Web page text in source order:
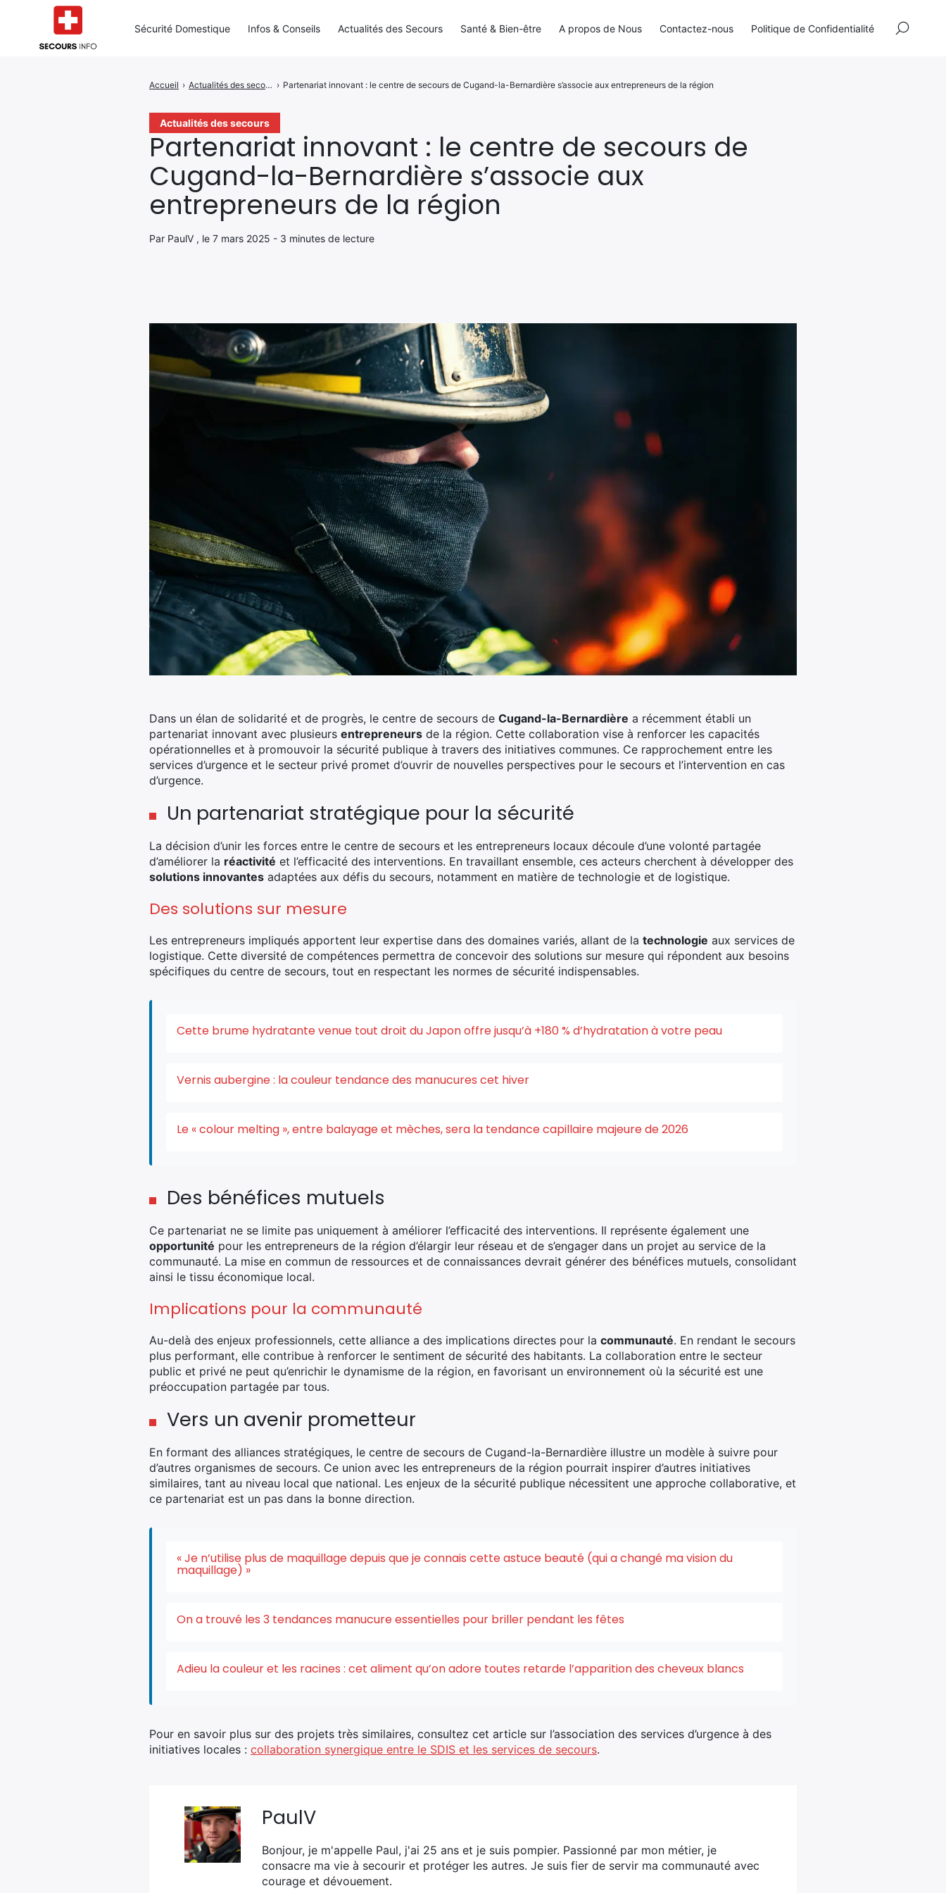
Actualités des secours
Partenariat innovant : le centre de secours de
Cugand-la-Bernardière s’associe aux
entrepreneurs de la région
Par PaulV , le 7 mars 2025 - 3 minutes de lecture
Accueil › Actualités des secours › Partenariat innovant : le centre de secours de Cugand-la-Bernardière s’associe aux entrepreneurs de la région
Dans un élan de solidarité et de progrès, le centre de secours de Cugand-la-Bernardière a récemment établi un
partenariat innovant avec plusieurs entrepreneurs de la région. Cette collaboration vise à renforcer les capacités
opérationnelles et à promouvoir la sécurité publique à travers des initiatives communes. Ce rapprochement entre les
services d’urgence et le secteur privé promet d’ouvrir de nouvelles perspectives pour le secours et l’intervention en cas
d’urgence.
Un partenariat stratégique pour la sécurité
La décision d’unir les forces entre le centre de secours et les entrepreneurs locaux découle d’une volonté partagée
d’améliorer la réactivité et l’efficacité des interventions. En travaillant ensemble, ces acteurs cherchent à développer des
solutions innovantes adaptées aux défis du secours, notamment en matière de technologie et de logistique.
Des solutions sur mesure
Les entrepreneurs impliqués apportent leur expertise dans des domaines variés, allant de la technologie aux services de
logistique. Cette diversité de compétences permettra de concevoir des solutions sur mesure qui répondent aux besoins
spécifiques du centre de secours, tout en respectant les normes de sécurité indispensables.
Cette brume hydratante venue tout droit du Japon offre jusqu’à +180 % d’hydratation à votre peau
Vernis aubergine : la couleur tendance des manucures cet hiver
Le « colour melting », entre balayage et mèches, sera la tendance capillaire majeure de 2026
Des bénéfices mutuels
Ce partenariat ne se limite pas uniquement à améliorer l’efficacité des interventions. Il représente également une
opportunité pour les entrepreneurs de la région d’élargir leur réseau et de s’engager dans un projet au service de la
communauté. La mise en commun de ressources et de connaissances devrait générer des bénéfices mutuels, consolidant
ainsi le tissu économique local.
Implications pour la communauté
Au-delà des enjeux professionnels, cette alliance a des implications directes pour la communauté. En rendant le secours
plus performant, elle contribue à renforcer le sentiment de sécurité des habitants. La collaboration entre le secteur
public et privé ne peut qu’enrichir le dynamisme de la région, en favorisant un environnement où la sécurité est une
préoccupation partagée par tous.
Vers un avenir prometteur
En formant des alliances stratégiques, le centre de secours de Cugand-la-Bernardière illustre un modèle à suivre pour
d’autres organismes de secours. Ce union avec les entrepreneurs de la région pourrait inspirer d’autres initiatives
similaires, tant au niveau local que national. Les enjeux de la sécurité publique nécessitent une approche collaborative, et
ce partenariat est un pas dans la bonne direction.
« Je n’utilise plus de maquillage depuis que je connais cette astuce beauté (qui a changé ma vision du
maquillage) »
On a trouvé les 3 tendances manucure essentielles pour briller pendant les fêtes
Adieu la couleur et les racines : cet aliment qu’on adore toutes retarde l’apparition des cheveux blancs
Pour en savoir plus sur des projets très similaires, consultez cet article sur l’association des services d’urgence à des
initiatives locales : collaboration synergique entre le SDIS et les services de secours.
PaulV
Bonjour, je m'appelle Paul, j'ai 25 ans et je suis pompier. Passionné par mon métier, je
consacre ma vie à secourir et protéger les autres. Je suis fier de servir ma communauté avec
courage et dévouement.
Sécurité Domestique Infos & Conseils Actualités des Secours Santé & Bien-être A propos de Nous Contactez-nous Politique de Confidentialité
Rechercher